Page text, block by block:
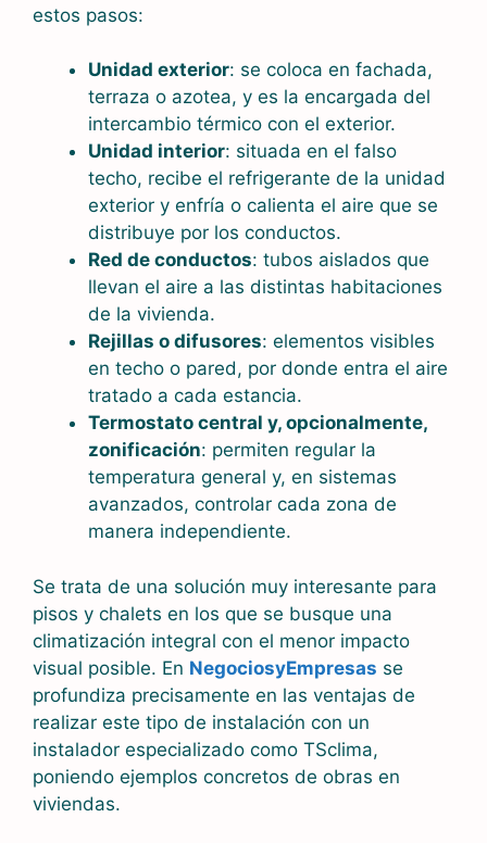
estos pasos:
Unidad exterior: se coloca en fachada,
terraza o azotea, y es la encargada del
intercambio térmico con el exterior.
Unidad interior: situada en el falso
techo, recibe el refrigerante de la unidad
exterior y enfría o calienta el aire que se
distribuye por los conductos.
Red de conductos: tubos aislados que
llevan el aire a las distintas habitaciones
de la vivienda.
Rejillas o difusores: elementos visibles
en techo o pared, por donde entra el aire
tratado a cada estancia.
Termostato central y, opcionalmente,
zonificación: permiten regular la
temperatura general y, en sistemas
avanzados, controlar cada zona de
manera independiente.
Se trata de una solución muy interesante para
pisos y chalets en los que se busque una
climatización integral con el menor impacto
visual posible. En NegociosyEmpresas se
profundiza precisamente en las ventajas de
realizar este tipo de instalación con un
instalador especializado como TSclima,
poniendo ejemplos concretos de obras en
viviendas.